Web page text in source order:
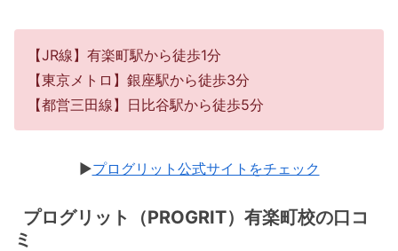
【JR線】有楽町駅から徒歩1分
【東京メトロ】銀座駅から徒歩3分
【都営三田線】日比谷駅から徒歩5分
▶︎プログリット公式サイトをチェック
プログリット（PROGRIT）有楽町校の口コ
ミ